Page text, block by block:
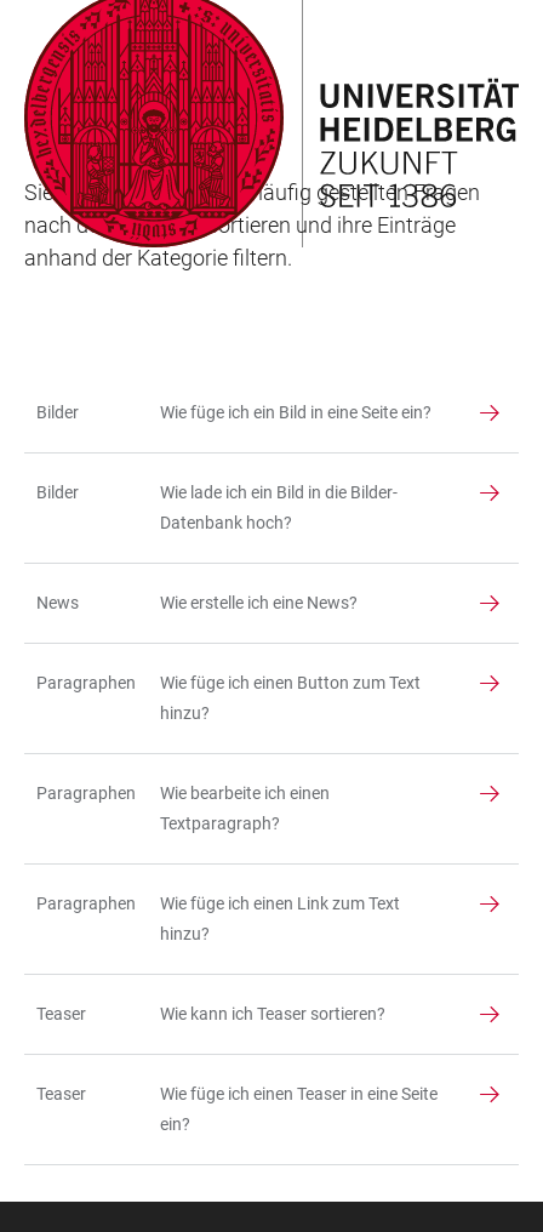
LINKS
ZUR
BARRIEREFREIHEIT
ZUM
HAUPTINHALT
HAUPTNAVIGATION
ÖFFNEN
WEBSEITENSUCHE
ÖFFNEN
FAQ
Sie können die Liste der häufig gestellten Fragen
nach der Kategorie sortieren und ihre Einträge
anhand der Kategorie filtern.
TABELLENFILTER
Bilder Wie füge ich ein Bild in eine Seite ein?
Bilder
Wie lade ich ein Bild in die Bilder-
Datenbank hoch?
News Wie erstelle ich eine News?
Paragraphen
Wie füge ich einen Button zum Text
hinzu?
Paragraphen
Wie bearbeite ich einen
Textparagraph?
Paragraphen
Wie füge ich einen Link zum Text
hinzu?
Teaser Wie kann ich Teaser sortieren?
Teaser
Wie füge ich einen Teaser in eine Seite
ein?